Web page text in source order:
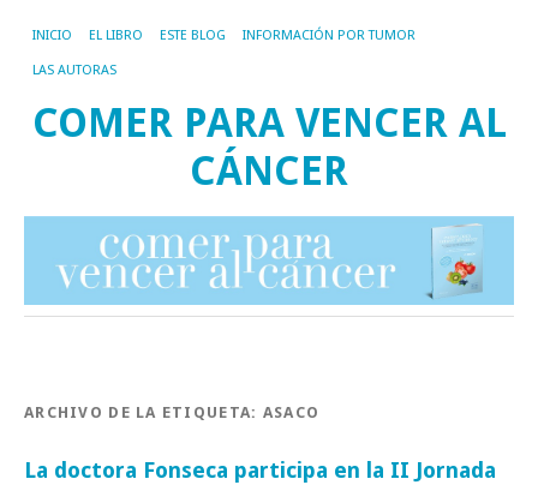
INICIO EL LIBRO ESTE BLOG INFORMACIÓN POR TUMOR
LAS AUTORAS
COMER PARA VENCER AL
CÁNCER
ARCHIVO DE LA ETIQUETA: ASACO
La doctora Fonseca participa en la II Jornada